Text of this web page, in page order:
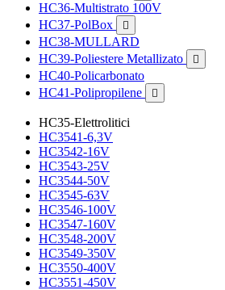
HC36-Multistrato 100V
HC37-PolBox

HC38-MULLARD
HC39-Poliestere Metallizato

HC40-Policarbonato
HC41-Polipropilene

HC35-Elettrolitici
HC3541-6,3V
HC3542-16V
HC3543-25V
HC3544-50V
HC3545-63V
HC3546-100V
HC3547-160V
HC3548-200V
HC3549-350V
HC3550-400V
HC3551-450V